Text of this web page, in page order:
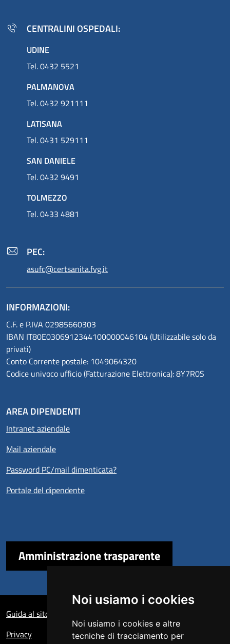
Noi usiamo i cookies
Noi usiamo i cookies e altre
tecniche di tracciamento per
CENTRALINI OSPEDALI:
UDINE
Tel. 0432 5521
PALMANOVA
Tel. 0432 921111
LATISANA
Tel. 0431 529111
SAN DANIELE
Tel. 0432 9491
TOLMEZZO
Tel. 0433 4881
PEC:
asufc@certsanita.fvg.it
INFORMAZIONI:
C.F. e P.IVA 02985660303
IBAN IT80E0306912344100000046104 (Utilizzabile solo da
privati)
Conto Corrente postale: 1049064320
Codice univoco ufficio (Fatturazione Elettronica): 8Y7R0S
AREA DIPENDENTI
Intranet aziendale
Mail aziendale
Password PC/mail dimenticata?
Portale del dipendente
Amministrazione trasparente
Guida al sito
Privacy